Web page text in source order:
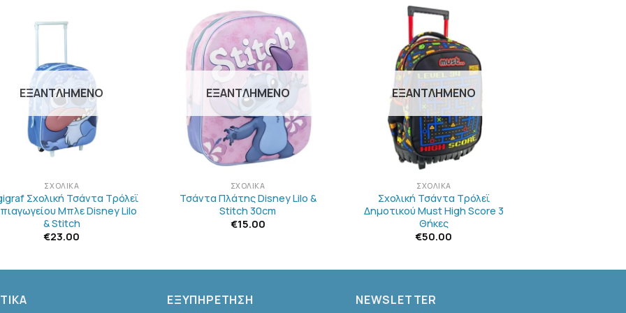
ΕΠΙΘΥΜΙΏΝ
ΕΞΑΝΤΛΗΜΈΝΟ
ΣΧΟΛΙΚΆ
Σχολική Τσάντα Τρόλεϊ
Μπλε Disney Lilo
& Stitch
€23.00
ΠΡΟΣΘΉΚΗ
ΣΤΗΝ
ΛΊΣΤΑ
ΕΠΙΘΥΜΙΏΝ
ΕΞΑΝΤΛΗΜΈΝΟ
ΣΧΟΛΙΚΆ
Τσάντα Πλάτης Disney Lilo &
Stitch 30cm
€15.00
ΣΤΗΝ
ΛΊΣΤΑ
ΕΠΙΘΥΜΙΏΝ
ΕΞΑΝΤΛΗΜΈΝΟ
ΣΧΟΛΙΚΆ
Σχολική Τσάντα Τρόλεϊ
Δημοτικού Must High Score 3
Θήκες
€50.00
ΕΞΥΠΗΡΕΤΗΣΗ NEWSLETTER